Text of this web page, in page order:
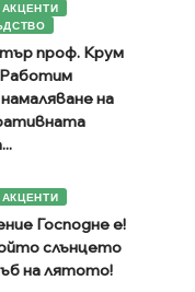
АКЦЕНТИ
проф. Крум
на
АКЦЕНТИ
Господне е!
слънцето
на лятото!